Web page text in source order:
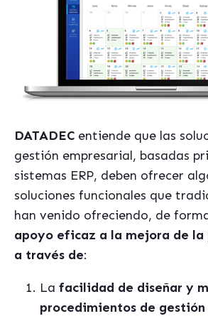
DATADEC entiende que las
gestión empresarial, basadas
sistemas ERP, deben ofrecer
soluciones funcionales que
han venido ofreciendo, de
apoyo eficaz a la mejora de
a través de:
La facilidad de diseñar y
procedimientos de gestión